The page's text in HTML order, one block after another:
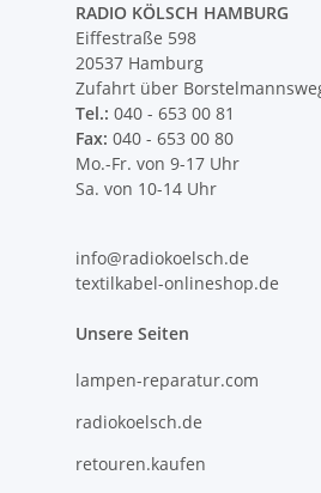
RADIO KÖLSCH HAMBURG
Eiffestraße 598
20537 Hamburg
Zufahrt über
Tel.: 040 - 653 00 81
Fax: 040 - 653 00 80
Mo.-Fr. von 9-17 Uhr
Sa. von 10-14 Uhr
info@radiokoelsch.de
textilkabel-onlineshop.de
Unsere Seiten
lampen-reparatur.com
radiokoelsch.de
retouren.kaufen